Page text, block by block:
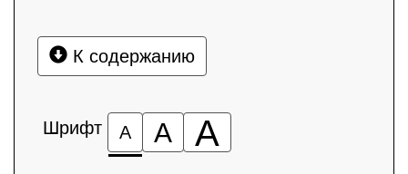
К содержанию
Шрифт А А А